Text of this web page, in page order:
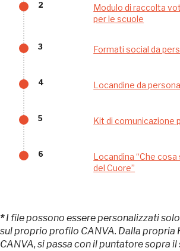
2
Modulo di raccolta
per le scuole
3 Formati social da
4 Locandine da
5 Kit di comunicazione
6
Locandina “Che
del Cuore”
*I file possono essere personalizzati
sul proprio profilo CANVA. Dalla propria
CANVA, si passa con il puntatore sopra
Tutto questo
sarebbe
senza di te